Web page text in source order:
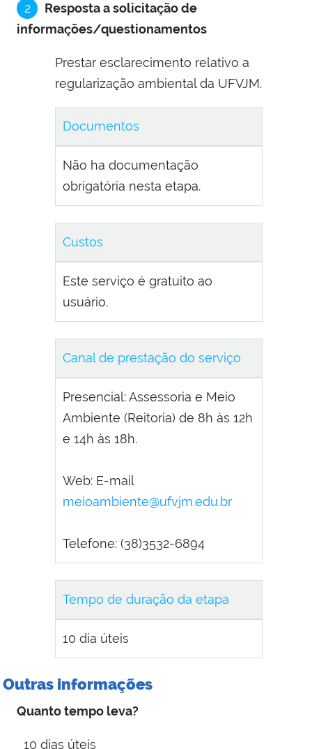
2
Resposta a solicitação de
informações/questionamentos
Prestar esclarecimento relativo a
regularização ambiental da UFVJM.
Documentos
Não ha documentação
obrigatória nesta etapa.
Custos
Este serviço é gratuito ao
usuário.
Canal de prestação do serviço
Presencial: Assessoria e Meio
Ambiente (Reitoria) de 8h às 12h
e 14h às 18h.
Web: E-mail
meioambiente@ufvjm.edu.br
Telefone: (38)3532-6894
Tempo de duração da etapa
10 dia úteis
Outras informações
Quanto tempo leva?
10 dias úteis